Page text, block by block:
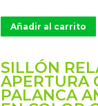
original
era:
es:
Añadir al carrito
SILLÓN
APERTURA
PALANCA